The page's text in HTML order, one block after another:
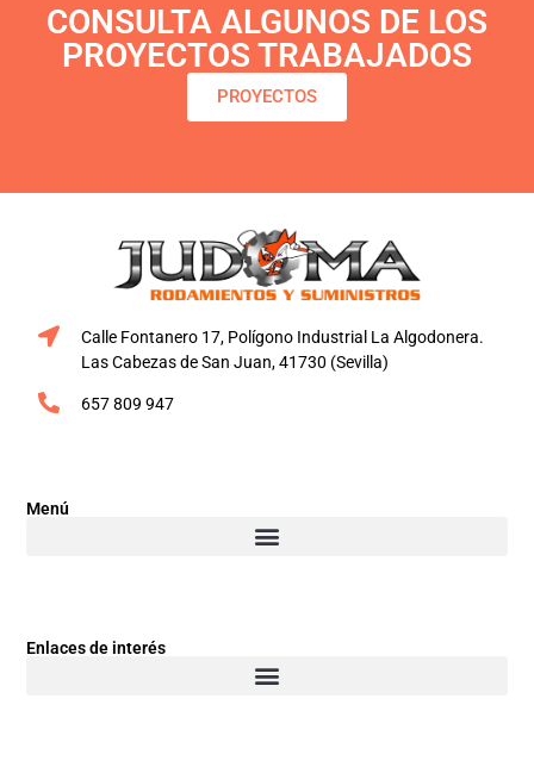
CONSULTA ALGUNOS DE LOS
PROYECTOS TRABAJADOS
PROYECTOS
Calle Fontanero 17, Polígono Industrial La Algodonera.
Las Cabezas de San Juan, 41730 (Sevilla)
657 809 947
Menú
Enlaces de interés